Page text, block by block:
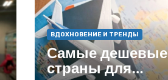
ВДОХНОВЕНИЕ И ТРЕНДЫ
Самые дешевые
страны для